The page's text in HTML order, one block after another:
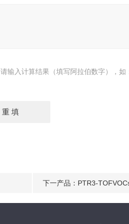
请输入计算结果（填写阿拉伯数字），如
下一产品： PTR3-